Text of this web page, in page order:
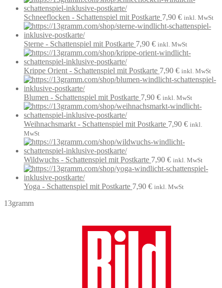
Schneeflocken - Schattenspiel mit Postkarte 7,90 € inkl. MwSt
Sterne - Schattenspiel mit Postkarte 7,90 € inkl. MwSt
Krippe Orient - Schattenspiel mit Postkarte 7,90 € inkl. MwSt
Blumen - Schattenspiel mit Postkarte 7,90 € inkl. MwSt
Weihnachsmarkt - Schattenspiel mit Postkarte 7,90 € inkl.
MwSt
Wildwuchs - Schattenspiel mit Postkarte 7,90 € inkl. MwSt
Yoga - Schattenspiel mit Postkarte 7,90 € inkl. MwSt
13gramm